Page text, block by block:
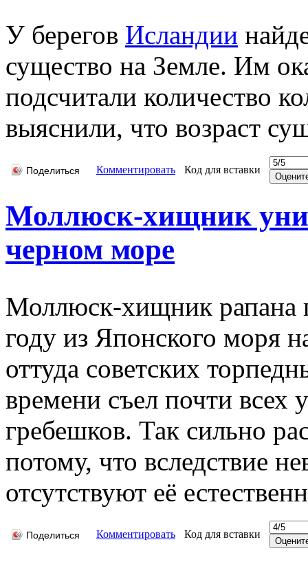
У берегов Исландии
существо на Земле. Им
подсчитали количество
выяснили, что возраст
Поделиться Комментировать Код для вставки
Моллюск-хищник
черном море
Моллюск-хищник рапана
году из Японского моря
оттуда советских
времени съел почти
гребешков. Так сильно
потому, что вследствие
отсутствуют её
Поделиться Комментировать Код для вставки